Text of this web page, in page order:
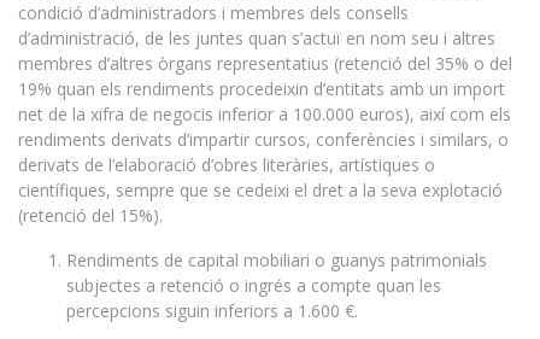
condició d’administradors i membres dels consells
d’administració, de les juntes quan s’actuï en nom seu i altres
membres d’altres òrgans representatius (retenció del 35% o del
19% quan els rendiments procedeixin d’entitats amb un import
net de la xifra de negocis inferior a 100.000 euros), així com els
rendiments derivats d’impartir cursos, conferències i similars, o
derivats de l’elaboració d’obres literàries, artístiques o
científiques, sempre que se cedeixi el dret a la seva explotació
(retenció del 15%).
Rendiments de capital mobiliari o guanys patrimonials
subjectes a retenció o ingrés a compte quan les
percepcions siguin inferiors a 1.600 €.